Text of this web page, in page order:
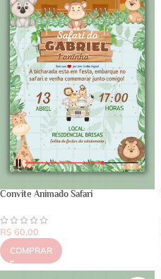
Convite Animado Safari
R$ 60,00
COMPRAR